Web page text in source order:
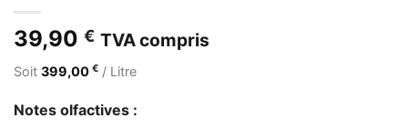
39,90 € TVA compris
Soit 399,00 € / Litre
Notes olfactives :